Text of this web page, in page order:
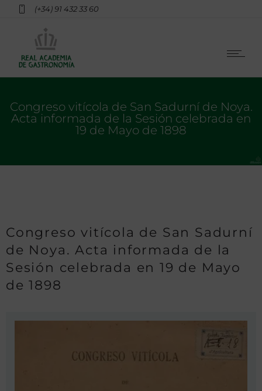
(+34) 91 432 33 60
Congreso vitícola de San Sadurní de Noya.
Acta informada de la Sesión celebrada en
19 de Mayo de 1898
Congreso vitícola de San Sadurní
de Noya. Acta informada de la
Sesión celebrada en 19 de Mayo
de 1898